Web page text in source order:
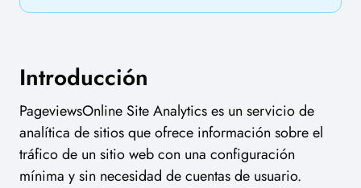
Introducción
PageviewsOnline Site Analytics es un servicio de
analítica de sitios que ofrece información sobre el
tráfico de un sitio web con una configuración
mínima y sin necesidad de cuentas de usuario.